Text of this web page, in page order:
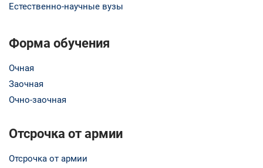
Естественно-научные вузы
Форма обучения
Очная
Заочная
Очно-заочная
Отсрочка от армии
Отсрочка от армии